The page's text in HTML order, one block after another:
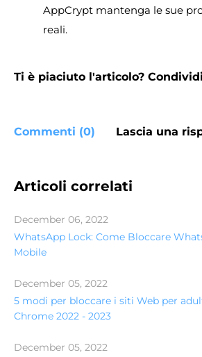
AppCrypt mantenga le sue
reali.
Ti è piaciuto l'articolo?
Commenti (0) Lascia una
Articoli correlati
December 06, 2022
WhatsApp Lock: Come Bloccare
Mobile
December 05, 2022
5 modi per bloccare i siti Web per
Chrome 2022 - 2023
December 05, 2022